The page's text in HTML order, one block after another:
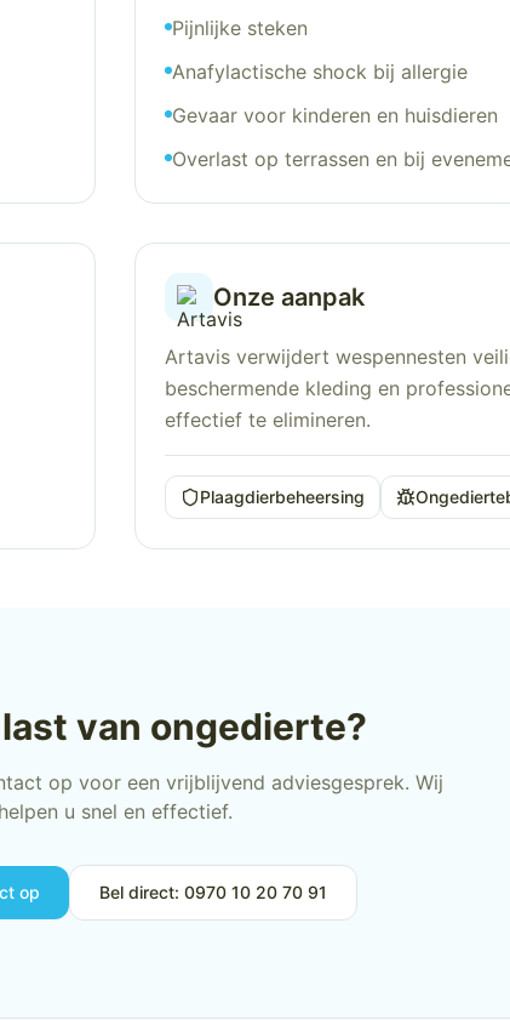
Pijnlijke steken
Anafylactische shock bij allergie
Gevaar voor kinderen en huisdieren
Overlast op terrassen en bij
Onze aanpak
Artavis verwijdert wespennesten
beschermende kleding en
effectief te elimineren.
Plaagdierbeheersing
van ongedierte?
op voor een vrijblijvend adviesgesprek. Wij
helpen u snel en effectief.
op Bel direct: 0970 10 20 70 91